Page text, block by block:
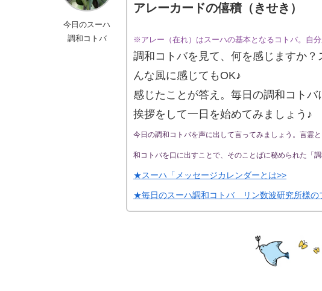
今日のスーハ
調和コトバ
アレーカードの僖積（きせき）
※アレー（在れ）はスーハの基本となるコトバ。自
調和コトバを見て、何を感じますか
んな風に感じてもOK♪
感じたことが答え。毎日の調和コト
挨拶をして一日を始めてみましょう♪
今日の調和コトバを声に出して言ってみましょう。言霊
和コトバを口に出すことで、そのことばに秘められた「
★スーハ「メッセージカレンダーとは>>
★毎日のスーハ調和コトバ リン数波研究所様の